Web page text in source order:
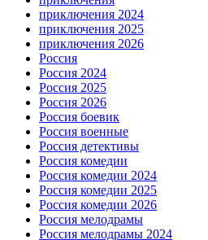
приключения 2024
приключения 2025
приключения 2026
Россия
Россия 2024
Россия 2025
Россия 2026
Россия боевик
Россия военные
Россия детективы
Россия комедии
Россия комедии 2024
Россия комедии 2025
Россия комедии 2026
Россия мелодрамы
Россия мелодрамы 2024